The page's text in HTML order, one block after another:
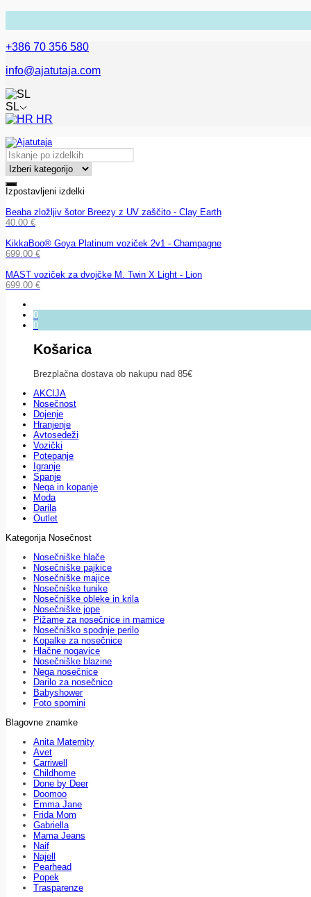
+386 70 356 580
info@ajatutaja.com
SL
HR
Izpostavljeni izdelki
Beaba zložljiv šotor Breezy z UV zaščito - Clay Earth
40.00 €
KikkaBoo® Goya Platinum voziček 2v1 - Champagne
699.00 €
MAST voziček za dvojčke M. Twin X Light - Lion
699.00 €
0
0
Košarica
Brezplačna dostava ob nakupu nad 85€
AKCIJA
Nosečnost
Dojenje
Hranjenje
Avtosedeži
Vozički
Potepanje
Igranje
Spanje
Nega in kopanje
Moda
Darila
Outlet
Kategorija Nosečnost
Nosečniške hlače
Nosečniške pajkice
Nosečniške majice
Nosečniške tunike
Nosečniške obleke in krila
Nosečniške jope
Pižame za nosečnice in mamice
Nosečniško spodnje perilo
Kopalke za nosečnice
Hlačne nogavice
Nosečniške blazine
Nega nosečnice
Darilo za nosečnico
Babyshower
Foto spomini
Blagovne znamke
Anita Maternity
Avet
Carriwell
Childhome
Done by Deer
Doomoo
Emma Jane
Frida Mom
Gabriella
Mama Jeans
Naif
Najell
Pearhead
Popek
Trasparenze